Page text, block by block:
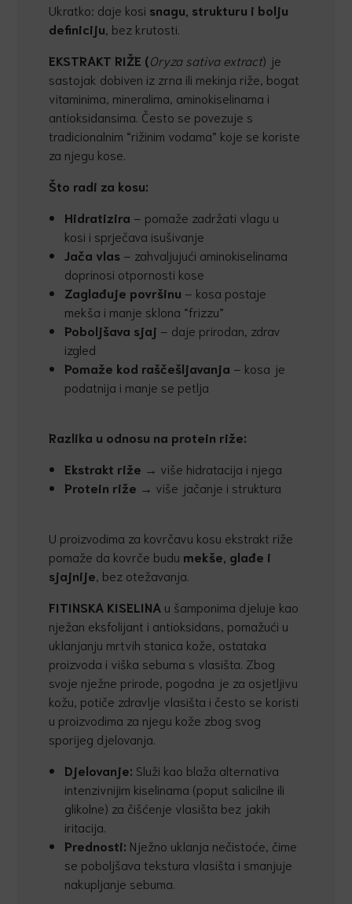
Ukratko: daje kosi snagu, strukturu i bolju
definiciju , bez krutosti.
EKSTRAKT RIŽE (Oryza sativa extract) je
sastojak dobiven iz zrna ili mekinja riže, bogat
vitaminima, mineralima, aminokiselinama i
antioksidansima. Često se povezuje s
tradicionalnim “rižinim vodama” koje se koriste
za njegu kose.
Što radi za kosu:
Hidratizira – pomaže zadržati vlagu u
kosi i sprječava isušivanje
Jača vlas – zahvaljujući aminokiselinama
doprinosi otpornosti kose
Zaglađuje površinu – kosa postaje
mekša i manje sklona “frizzu”
Poboljšava sjaj – daje prirodan, zdrav
izgled
Pomaže kod raščešljavanja – kosa je
podatnija i manje se petlja
Razlika u odnosu na protein riže:
Ekstrakt riže → više hidratacija i njega
Protein riže → više jačanje i struktura
U proizvodima za kovrčavu kosu ekstrakt riže
pomaže da kovrče budu mekše, glađe i
sjajnije , bez otežavanja.
FITINSKA KISELINA u šamponima djeluje kao
nježan eksfolijant i antioksidans, pomažući u
uklanjanju mrtvih stanica kože, ostataka
proizvoda i viška sebuma s vlasišta. Zbog
svoje nježne prirode, pogodna je za osjetljivu
kožu, potiče zdravlje vlasišta i često se koristi
u proizvodima za njegu kože zbog svog
sporijeg djelovanja.
Djelovanje: Služi kao blaža alternativa
intenzivnijim kiselinama (poput salicilne ili
glikolne) za čišćenje vlasišta bez jakih
iritacija.
Prednosti: Nježno uklanja nečistoće, čime
se poboljšava tekstura vlasišta i smanjuje
nakupljanje sebuma.